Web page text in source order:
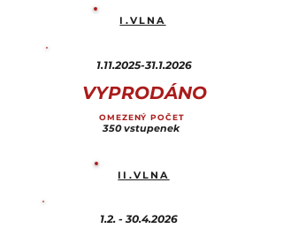
I.VLNA
1.11.2025-31.1.2026
VYPRODÁNO
OMEZENÝ POČET
350 vstupenek
II.VLNA
1.2. - 30.4.2026